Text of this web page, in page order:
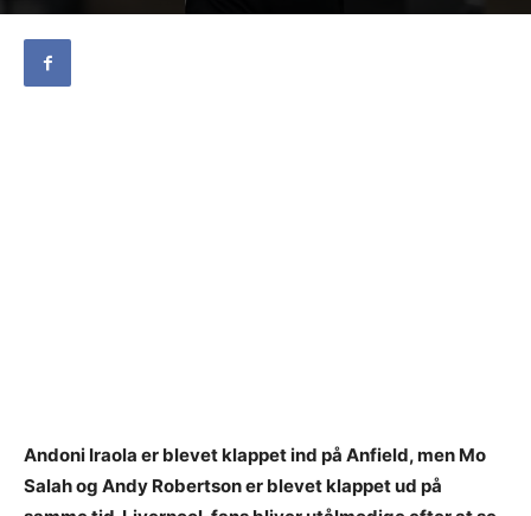
Andoni Iraola er blevet klappet ind på Anfield, men Mo
Salah og Andy Robertson er blevet klappet ud på